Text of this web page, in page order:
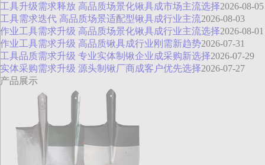
工具升级需求释放 高品质场景化锹具成市场主流选择2026-08-05
工具需求迭代 高品质场景适配型锹具成行业主流2026-08-03
作业工具需求升级 高品质场景化锹具成行业主流选择2026-08-01
作业工具需求升级 高品质锹具成行业刚需新趋势2026-07-31
工具品质需求升级 专业实体制锹企业成采购新选择2026-07-29
实体采购需求升级 源头制锹厂商成客户优先选择2026-07-27
产品展示